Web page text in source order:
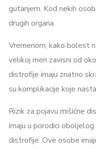
gutanjem. Kod nekih
drugih organa.
Vremenom, kako bolest
velikoj meri zavisni od
distrofije imaju znatno
su komplikacije koje
Rizik za pojavu mišićne
imaju u porodici
distrofije. Ove osobe